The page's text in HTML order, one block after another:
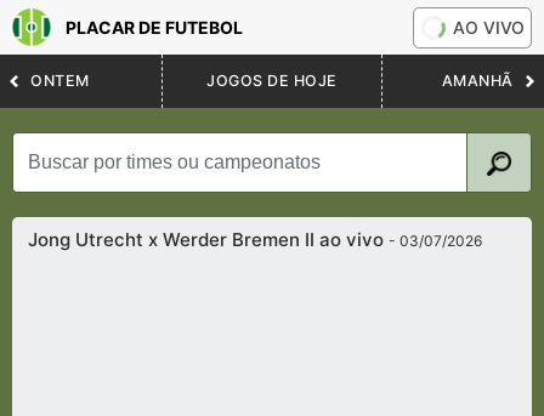
PLACAR DE FUTEBOL AO VIVO
ONTEM JOGOS DE HOJE AMANHÃ
Jong Utrecht x Werder Bremen II ao vivo- 03/07/2026